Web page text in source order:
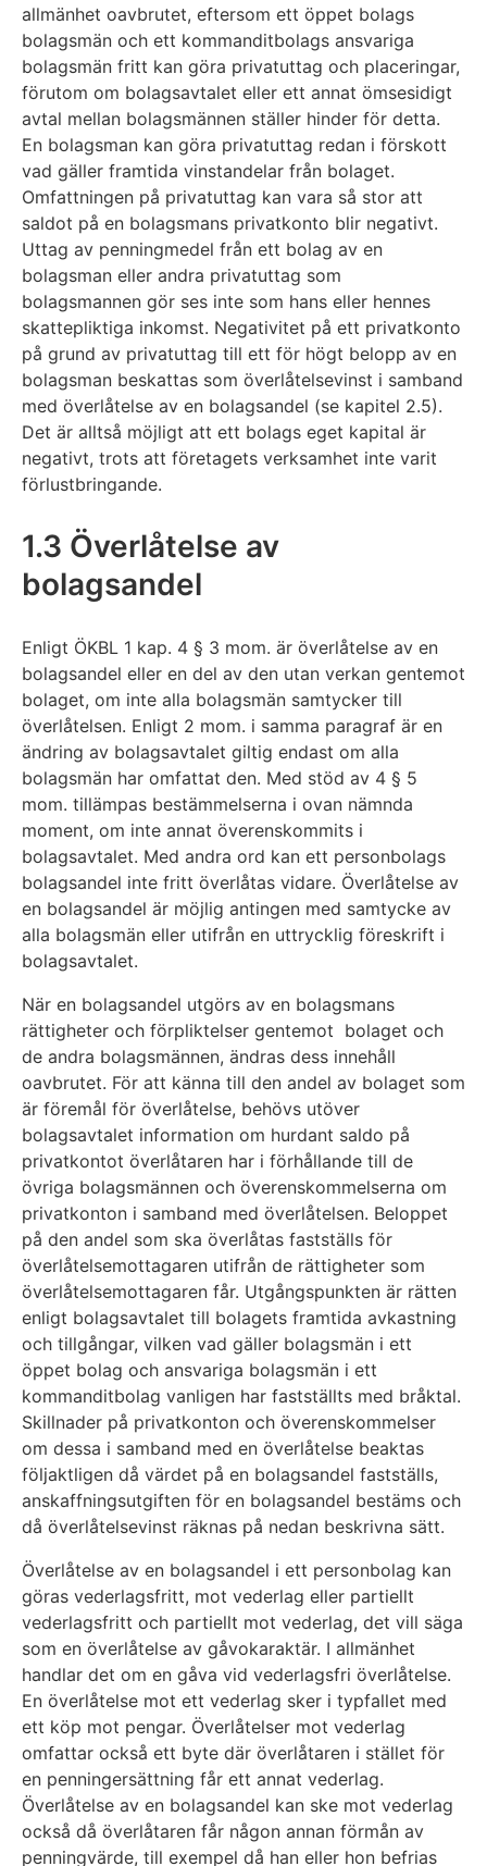
allmänhet oavbrutet, eftersom ett öppet bolags
bolagsmän och ett kommanditbolags ansvariga
bolagsmän fritt kan göra privatuttag och placeringar,
förutom om bolagsavtalet eller ett annat ömsesidigt
avtal mellan bolagsmännen ställer hinder för detta.
En bolagsman kan göra privatuttag redan i förskott
vad gäller framtida vinstandelar från bolaget.
Omfattningen på privatuttag kan vara så stor att
saldot på en bolagsmans privatkonto blir negativt.
Uttag av penningmedel från ett bolag av en
bolagsman eller andra privatuttag som
bolagsmannen gör ses inte som hans eller hennes
skattepliktiga inkomst. Negativitet på ett privatkonto
på grund av privatuttag till ett för högt belopp av en
bolagsman beskattas som överlåtelsevinst i samband
med överlåtelse av en bolagsandel (se kapitel 2.5).
Det är alltså möjligt att ett bolags eget kapital är
negativt, trots att företagets verksamhet inte varit
förlustbringande.
1.3 Överlåtelse av
bolagsandel
Enligt ÖKBL 1 kap. 4 § 3 mom. är överlåtelse av en
bolagsandel eller en del av den utan verkan gentemot
bolaget, om inte alla bolagsmän samtycker till
överlåtelsen. Enligt 2 mom. i samma paragraf är en
ändring av bolagsavtalet giltig endast om alla
bolagsmän har omfattat den. Med stöd av 4 § 5
mom. tillämpas bestämmelserna i ovan nämnda
moment, om inte annat överenskommits i
bolagsavtalet. Med andra ord kan ett personbolags
bolagsandel inte fritt överlåtas vidare. Överlåtelse av
en bolagsandel är möjlig antingen med samtycke av
alla bolagsmän eller utifrån en uttrycklig föreskrift i
bolagsavtalet.
När en bolagsandel utgörs av en bolagsmans
rättigheter och förpliktelser gentemot bolaget och
de andra bolagsmännen, ändras dess innehåll
oavbrutet. För att känna till den andel av bolaget som
är föremål för överlåtelse, behövs utöver
bolagsavtalet information om hurdant saldo på
privatkontot överlåtaren har i förhållande till de
övriga bolagsmännen och överenskommelserna om
privatkonton i samband med överlåtelsen. Beloppet
på den andel som ska överlåtas fastställs för
överlåtelsemottagaren utifrån de rättigheter som
överlåtelsemottagaren får. Utgångspunkten är rätten
enligt bolagsavtalet till bolagets framtida avkastning
och tillgångar, vilken vad gäller bolagsmän i ett
öppet bolag och ansvariga bolagsmän i ett
kommanditbolag vanligen har fastställts med bråktal.
Skillnader på privatkonton och överenskommelser
om dessa i samband med en överlåtelse beaktas
följaktligen då värdet på en bolagsandel fastställs,
anskaffningsutgiften för en bolagsandel bestäms och
då överlåtelsevinst räknas på nedan beskrivna sätt.
Överlåtelse av en bolagsandel i ett personbolag kan
göras vederlagsfritt, mot vederlag eller partiellt
vederlagsfritt och partiellt mot vederlag, det vill säga
som en överlåtelse av gåvokaraktär. I allmänhet
handlar det om en gåva vid vederlagsfri överlåtelse.
En överlåtelse mot ett vederlag sker i typfallet med
ett köp mot pengar. Överlåtelser mot vederlag
omfattar också ett byte där överlåtaren i stället för
en penningersättning får ett annat vederlag.
Överlåtelse av en bolagsandel kan ske mot vederlag
också då överlåtaren får någon annan förmån av
penningvärde, till exempel då han eller hon befrias